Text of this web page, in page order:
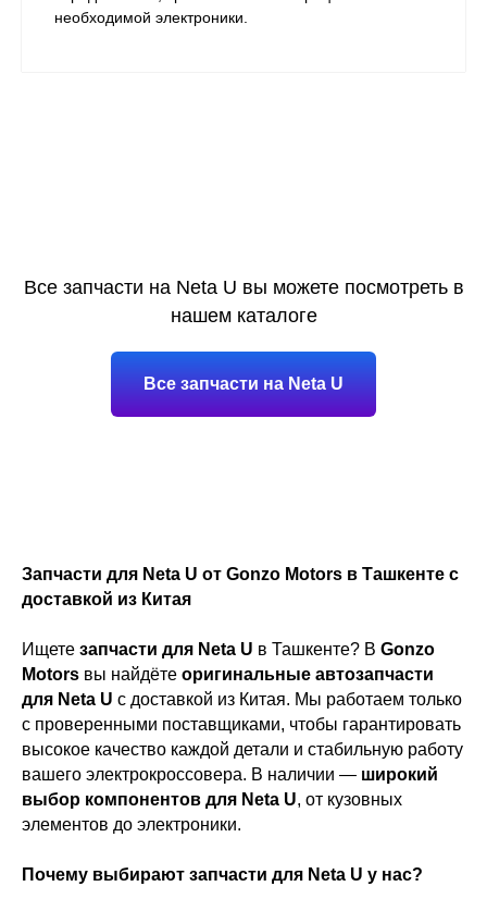
необходимой электроники.
Все запчасти на Neta U вы можете посмотреть в
нашем каталоге
Все запчасти на Neta U
Запчасти для Neta U от Gonzo Motors в Ташкенте с
доставкой из Китая
Ищете запчасти для Neta U в Ташкенте? В Gonzo
Motors вы найдёте оригинальные автозапчасти
для Neta U с доставкой из Китая. Мы работаем только
с проверенными поставщиками, чтобы гарантировать
высокое качество каждой детали и стабильную работу
вашего электрокроссовера. В наличии — широкий
выбор компонентов для Neta U, от кузовных
элементов до электроники.
Почему выбирают запчасти для Neta U у нас?